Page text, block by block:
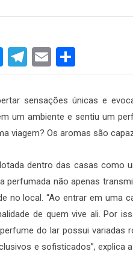
Messenger
Telegram
Email
sensações únicas e
um ambiente e sentiu um
viagem? Os aromas são
dentro das casas como
perfumada não apenas
no local. “Ao entrar em uma
de quem vive ali. Por
do lar possui variadas
e sofisticados”, explica